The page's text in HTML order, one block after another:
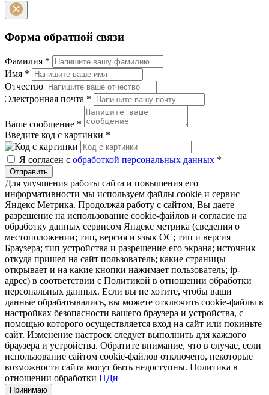
Форма обратной связи
Фамилия *
Имя *
Отчество
Электронная почта *
Ваше сообщение *
Введите код с картинки *
Я согласен с обработкой персональных данных *
Отправить
Для улучшения работы сайта и повышения его
информативности мы используем файлы cookie и сервис
Яндекс Метрика. Продолжая работу с сайтом, Вы даете
разрешение на использование cookie-файлов и согласие на
обработку данных сервисом Яндекс метрика (сведения о
местоположении; тип, версия и язык ОС; тип и версия
Браузера; тип устройства и разрешение его экрана; источник
откуда пришел на сайт пользователь; какие страницы
открывает и на какие кнопки нажимает пользователь; ip-
адрес) в соответствии с Политикой в отношении обработки
персональных данных. Если вы не хотите, чтобы ваши
данные обрабатывались, вы можете отключить cookie-файлы в
настройках безопасности вашего браузера и устройства, с
помощью которого осуществляется вход на сайт или покиньте
сайт. Изменение настроек следует выполнить для каждого
браузера и устройства. Обратите внимание, что в случае, если
использование сайтом cookie-файлов отключено, некоторые
возможности сайта могут быть недоступны. Политика в
отношении обработки ПДн
Принимаю